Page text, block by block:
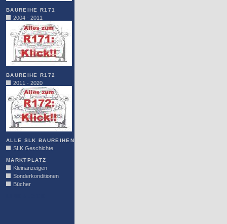
BAUREIHE R171
2004 - 2011
BAUREIHE R172
2011 - 2020
ALLE SLK BAUREIHEN
SLK Geschichte
MARKTPLATZ
Kleinanzeigen
Sonderkonditionen
Bücher